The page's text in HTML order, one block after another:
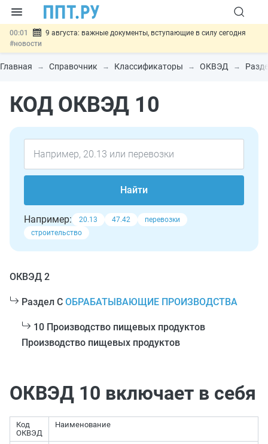
00:01
9 августа: важные документы, вступающие в силу сегодня
#новости
07.08 Подписан закон о блокировке продажи опасных товаров через
«Честный знак»#новости
07.08 Госпошлину за устранение ошибок в документах предлагают
отменить#новости
отношений
Главная Справочник Классификаторы ОКВЭД
КОД ОКВЭД 10
Найти
Например: 20.13 47.42
перевозки
строительство
ОКВЭД 2
Раздел C ОБРАБАТЫВАЮЩИЕ ПРОИЗВОДСТВА
10 Производство пищевых продуктов
Производство пищевых продуктов
ОКВЭД 10 включает в себя
Код
ОКВЭД
Наименование